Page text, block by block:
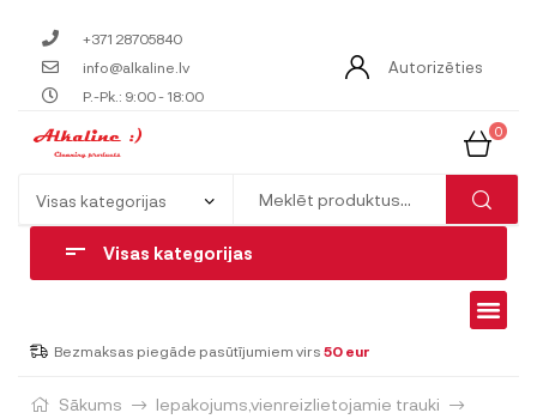
+371 28705840
info@alkaline.lv
P.-Pk.: 9:00 - 18:00
Autorizēties
0
Visas kategorijas
Bezmaksas piegāde pasūtījumiem virs 50 eur
Sākums
Iepakojums,vienreizlietojamie trauki